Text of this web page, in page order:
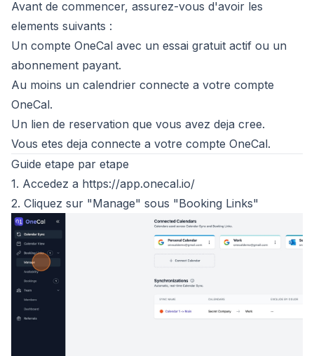
Avant de commencer, assurez-vous d'avoir les
elements suivants :
Un compte OneCal avec un essai gratuit actif ou un
abonnement payant.
Au moins un calendrier connecte a votre compte
OneCal.
Un lien de reservation que vous avez deja cree.
Vous etes deja connecte a votre compte OneCal.
Guide etape par etape
1. Accedez a https://app.onecal.io/
2. Cliquez sur "Manage" sous "Booking Links"